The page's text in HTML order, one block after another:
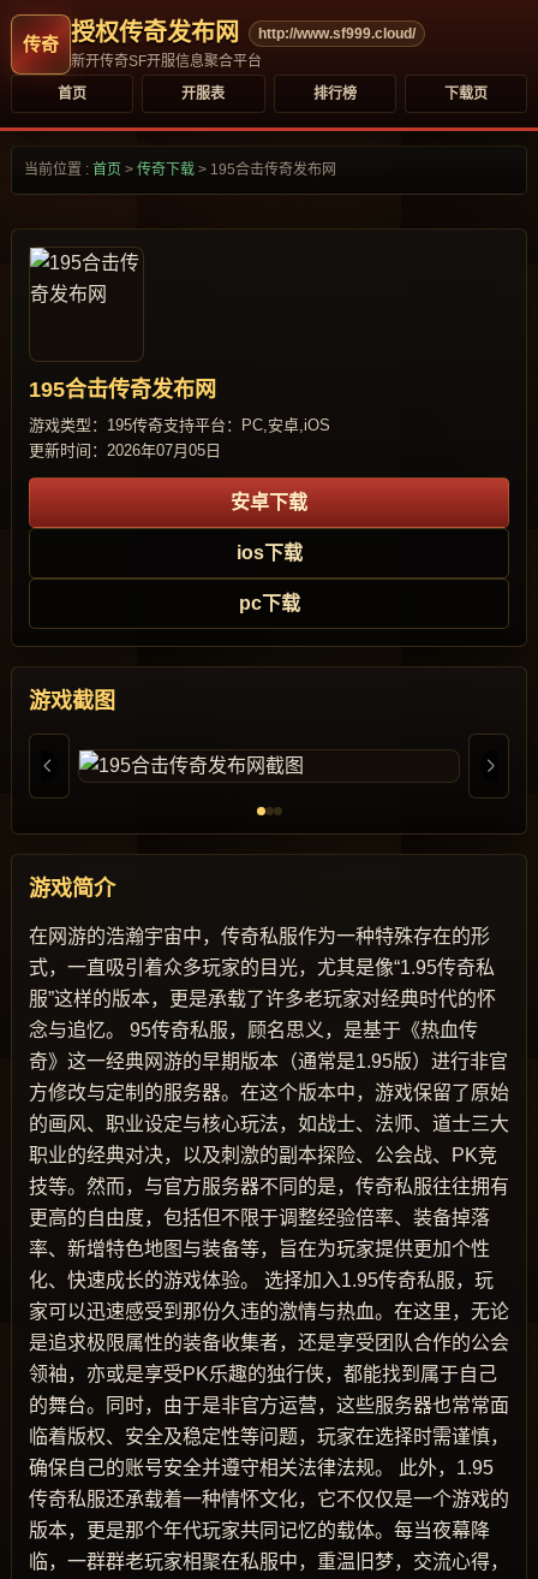
授权传奇发布网
http://www.sf999.cloud/
新开传奇SF开服信息聚合平台
首页
开服表 排行榜 下载页
当前位置 : 首页 > 传奇下载 > 195合击传奇发布网
195合击传奇发布网
游戏类型：195传奇支持平台：PC,安卓,iOS
更新时间：2026年07月05日
安卓下载
ios下载
pc下载
游戏截图
游戏简介
在网游的浩瀚宇宙中，传奇私服作为一种特殊存在的形
式，一直吸引着众多玩家的目光，尤其是像“1.95传奇私
服”这样的版本，更是承载了许多老玩家对经典时代的怀
念与追忆。 95传奇私服，顾名思义，是基于《热血传
奇》这一经典网游的早期版本（通常是1.95版）进行非官
方修改与定制的服务器。在这个版本中，游戏保留了原始
的画风、职业设定与核心玩法，如战士、法师、道士三大
职业的经典对决，以及刺激的副本探险、公会战、PK竞
技等。然而，与官方服务器不同的是，传奇私服往往拥有
更高的自由度，包括但不限于调整经验倍率、装备掉落
率、新增特色地图与装备等，旨在为玩家提供更加个性
化、快速成长的游戏体验。 选择加入1.95传奇私服，玩
家可以迅速感受到那份久违的激情与热血。在这里，无论
是追求极限属性的装备收集者，还是享受团队合作的公会
领袖，亦或是享受PK乐趣的独行侠，都能找到属于自己
的舞台。同时，由于是非官方运营，这些服务器也常常面
临着版权、安全及稳定性等问题，玩家在选择时需谨慎，
确保自己的账号安全并遵守相关法律法规。 此外，1.95
传奇私服还承载着一种情怀文化，它不仅仅是一个游戏的
版本，更是那个年代玩家共同记忆的载体。每当夜幕降
临，一群群老玩家相聚在私服中，重温旧梦，交流心得，